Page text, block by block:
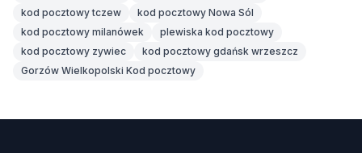
kod pocztowy tczew
kod pocztowy Nowa Sól
kod pocztowy milanówek
plewiska kod pocztowy
kod pocztowy zywiec
kod pocztowy gdańsk wrzeszcz
Gorzów Wielkopolski Kod pocztowy